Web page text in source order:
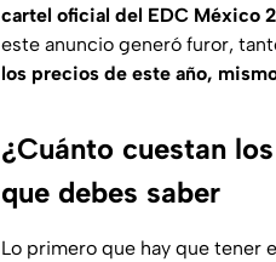
cartel oficial del EDC México
este anuncio generó furor,
los precios de este año,
¿Cuánto cuestan
que debes saber
Lo primero que hay que tener